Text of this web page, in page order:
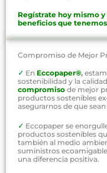
Regístrate hoy mismo
beneficios que
Compromiso de Mejor
✓ En Eccopaper®,
sostenibilidad y la
compromiso de mejor
productos sostenibles
asegurarnos de que
✓ Eccopaper se
productos sostenibles
también al medio
suministros
una diferencia positiva.